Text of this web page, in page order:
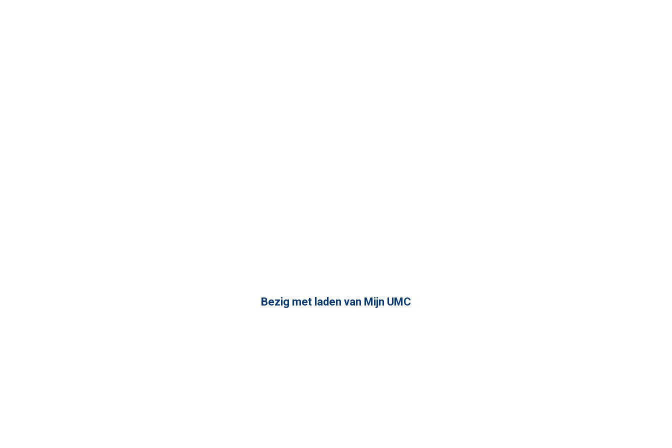
Bezig met laden van Mijn UMC